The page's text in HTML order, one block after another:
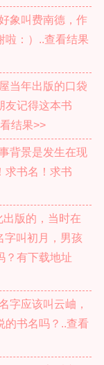
象叫费南德，作
啦：）..查看结果
当年出版的口袋
友记得这本书
结果>>
背景是发生在现
求书名！求书
版的，当时在
字叫初月，男孩
？有下载地址
字应该叫云岫，
的书名吗？..查看